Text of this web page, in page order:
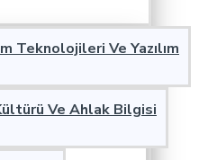
Teknolojileri Ve Yazılım
Ve Ahlak Bilgisi